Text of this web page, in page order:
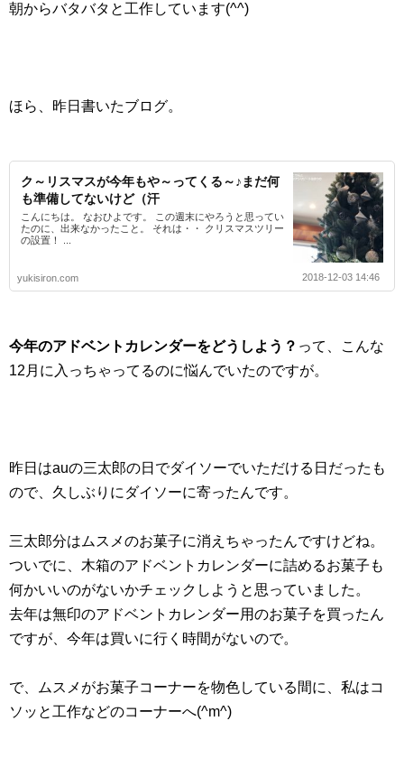
朝からバタバタと工作しています(^^)
ほら、昨日書いたブログ。
ク～リスマスが今年もや～ってくる～♪まだ何
も準備してないけど（汗
こんにちは。 なおひよです。 この週末にやろうと思ってい
たのに、出来なかったこと。 それは・・ クリスマスツリー
の設置！ ...
yukisiron.com 2018-12-03 14:46
今年のアドベントカレンダーをどうしよう？ って、こんな
12月に入っちゃってるのに悩んでいたのですが。
昨日はauの三太郎の日でダイソーでいただける日だったも
ので、久しぶりにダイソーに寄ったんです。
三太郎分はムスメのお菓子に消えちゃったんですけどね。
ついでに、木箱のアドベントカレンダーに詰めるお菓子も
何かいいのがないかチェックしようと思っていました。
去年は無印のアドベントカレンダー用のお菓子を買ったん
ですが、今年は買いに行く時間がないので。
で、ムスメがお菓子コーナーを物色している間に、私はコ
ソッと工作などのコーナーへ(^m^)